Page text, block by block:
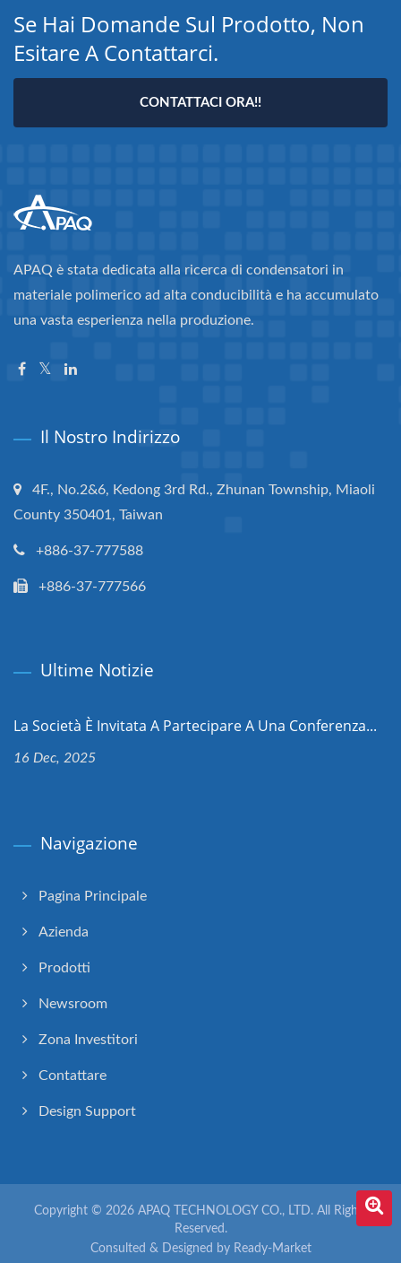
Se Hai Domande Sul Prodotto, Non
Esitare A Contattarci.
CONTATTACI ORA!!
APAQ è stata dedicata alla ricerca di condensatori in
materiale polimerico ad alta conducibilità e ha accumulato
una vasta esperienza nella produzione.
Il Nostro Indirizzo
4F., No.2&6, Kedong 3rd Rd., Zhunan Township, Miaoli
County 350401, Taiwan
+886-37-777588
+886-37-777566
Ultime Notizie
La Società È Invitata A Partecipare A Una Conferenza...
16 Dec, 2025
Navigazione
Pagina Principale
Azienda
Prodotti
Newsroom
Zona Investitori
Contattare
Design Support
Copyright © 2026 APAQ TECHNOLOGY CO., LTD.All Rights
Reserved.
Consulted & Designed by Ready-Market